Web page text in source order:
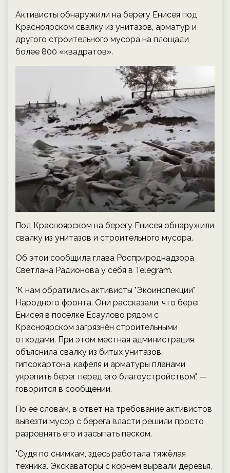
Активисты обнаружили на берегу Енисея под
Красноярском свалку из унитазов, арматур и
другого строительного мусора на площади
более 800 «квадратов».
Под Красноярском на берегу Енисея обнаружили
свалку из унитазов и строительного мусора.
Об этои сообщила глава Росприроднадзора
Светлана Радионова у себя в Telegram.
"К нам обратились активисты "Экоинспекции"
Народного фронта. Они рассказали, что берег
Енисея в посёлке Есаулово рядом с
Красноярском загрязнён строительными
отходами. При этом местная администрация
объяснила свалку из битых унитазов,
гипсокартона, кафеля и арматуры планами
укрепить берег перед его благоустройством", —
говорится в сообщении.
По ее словам, в ответ на требование активистов
вывезти мусор с берега власти решили просто
разровнять его и засыпать песком.
"Судя по снимкам, здесь работала тяжёлая
техника. Экскаваторы с корнем вырвали деревья,